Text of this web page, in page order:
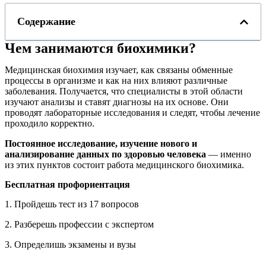
Содержание
Чем занимаются биохимики?
Медицинская биохимия изучает, как связаны обменные
процессы в организме и как на них влияют различные
заболевания. Получается, что специалисты в этой области
изучают анализы и ставят диагнозы на их основе. Они
проводят лабораторные исследования и следят, чтобы лечение
проходило корректно.
Постоянное исследование, изучение нового и
анализирование данных по здоровью человека — именно
из этих пунктов состоит работа медицинского биохимика.
Бесплатная профориентация
1. Пройдешь тест из 17 вопросов
2. Разберешь профессии с экспертом
3. Определишь экзамены и вузы